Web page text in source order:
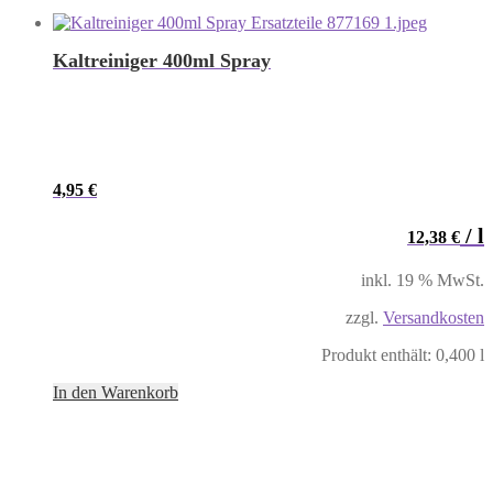
Kaltreiniger 400ml Spray
4,95 €
12,38 € / l
inkl. 19 % MwSt.
zzgl. Versandkosten
Produkt enthält: 0,400 l
In den Warenkorb